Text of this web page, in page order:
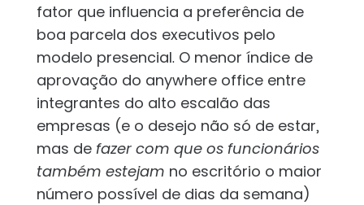
fator que influencia a preferência de
boa parcela dos executivos pelo
modelo presencial. O menor índice de
aprovação do anywhere office entre
integrantes do alto escalão das
empresas (e o desejo não só de estar,
mas de fazer com que os funcionários
também estejam no escritório o maior
número possível de dias da semana)